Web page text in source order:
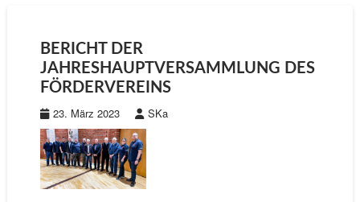
BERICHT DER
JAHRESHAUPTVERSAMMLUNG DES
FÖRDERVEREINS
23. März 2023 SKa